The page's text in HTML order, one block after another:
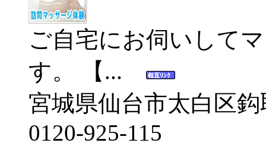
ご自宅にお伺いして
す。 【...
宮城県仙台市太白区
0120-925-115